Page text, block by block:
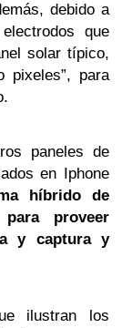
debido a
que
solar típico,
pixeles”, para
paneles de
en Iphone
híbrido de
proveer
y captura y
ilustran los